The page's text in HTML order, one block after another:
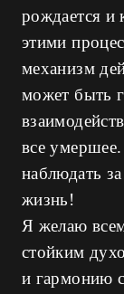
рождается и
этими
механизм
может быть
все
наблюдать
жизнь!
Я желаю
стойким
и гармонию